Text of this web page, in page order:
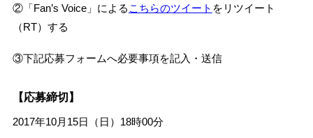
②「Fan’s Voice」による こちらのツイート をリツイート
（RT）する
③下記応募フォームへ必要事項を記入・送信
【応募締切】
2017年10月15日（日）18時00分